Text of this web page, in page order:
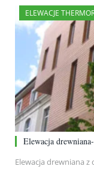
ELEWACJE
Elewacja
Elewacja drewniana z